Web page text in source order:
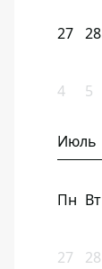
27 28
4 5
Июль
Пн Вт
27 28